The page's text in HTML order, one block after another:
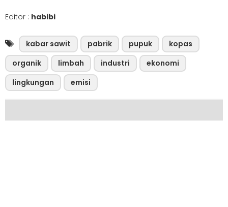
Editor : habibi
kabar sawit pabrik pupuk
kopas
organik
limbah industri
ekonomi
lingkungan
emisi